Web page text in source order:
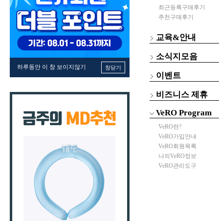
하루동안 이 창 보이지않기 창닫기
최근등록구매후기
추천구매후기
교육&안내
소식지모음
이벤트
비즈니스 제휴
VeRO Program
VeRO란?
VeRO가입안내
VeRO회원목록
나의VeRO정보
VeRO관리도구